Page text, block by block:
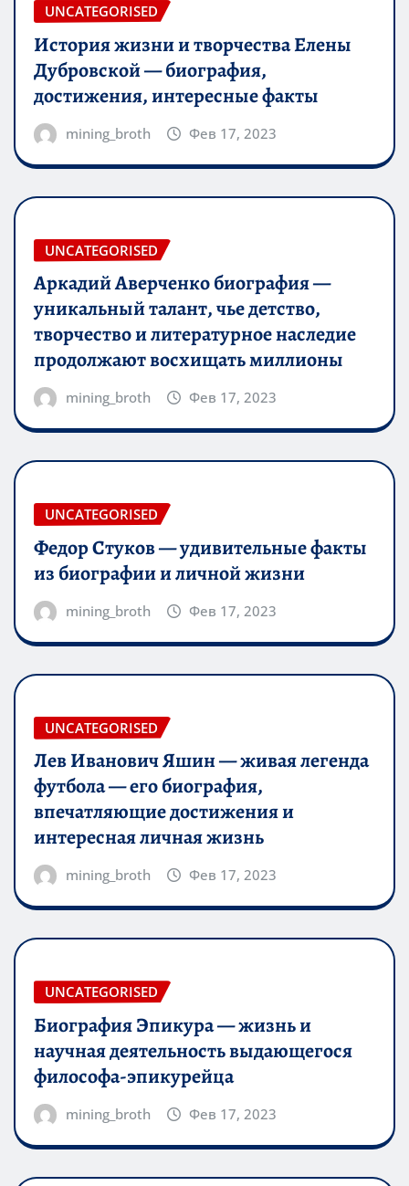
UNCATEGORISED
История жизни и творчества Елены
Дубровской — биография,
достижения, интересные факты
mining_broth Фев 17, 2023
UNCATEGORISED
Аркадий Аверченко биография —
уникальный талант, чье детство,
творчество и литературное наследие
продолжают восхищать миллионы
mining_broth Фев 17, 2023
UNCATEGORISED
Федор Стуков — удивительные факты
из биографии и личной жизни
mining_broth Фев 17, 2023
UNCATEGORISED
Лев Иванович Яшин — живая легенда
футбола — его биография,
впечатляющие достижения и
интересная личная жизнь
mining_broth Фев 17, 2023
UNCATEGORISED
Биография Эпикура — жизнь и
научная деятельность выдающегося
философа-эпикурейца
mining_broth Фев 17, 2023